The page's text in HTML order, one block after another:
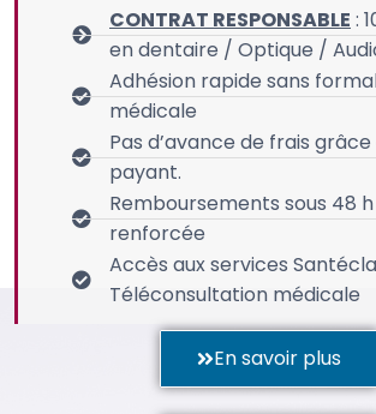
CONTRAT RESPONSABLE :
en dentaire / Optique /
Adhésion rapide sans
médicale
Pas d’avance de frais
payant.
Remboursements sous 48
renforcée
Accès aux services
Téléconsultation médicale
En savoir plus